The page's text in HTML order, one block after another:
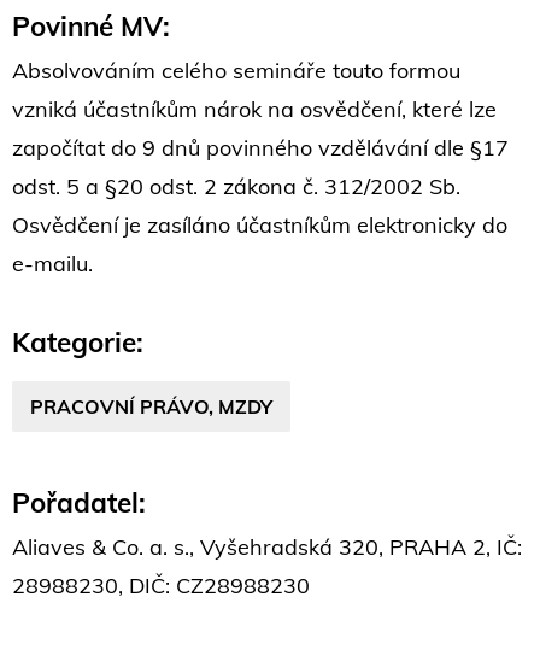
Povinné MV:
Absolvováním celého semináře touto formou
vzniká účastníkům nárok na osvědčení, které lze
započítat do 9 dnů povinného vzdělávání dle §17
odst. 5 a §20 odst. 2 zákona č. 312/2002 Sb.
Osvědčení je zasíláno účastníkům elektronicky do
e-mailu.
Kategorie:
PRACOVNÍ PRÁVO, MZDY
Pořadatel:
Aliaves & Co. a. s., Vyšehradská 320, PRAHA 2, IČ:
28988230, DIČ: CZ28988230